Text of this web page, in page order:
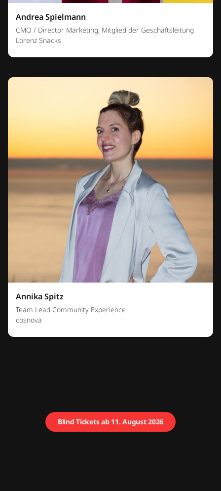
Andrea Spielmann
CMO / Director Marketing, Mitglied der Geschäftsleitung
Lorenz Snacks
Annika Spitz
Team Lead Community Experience
cosnova
Blind Tickets ab 11. August 2026